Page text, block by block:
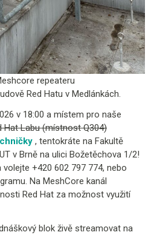
repeateru
Red Hatu v Medlánkách.
v 18:00 a místem pro naše
Hat Labu (místnost Q304)
, tentokráte na Fakultě
v Brně na ulici Božetěchova 1/2!
+420 602 797 774, nebo
Na MeshCore kanál
Red Hat za možnost využití
blok živě streamovat na